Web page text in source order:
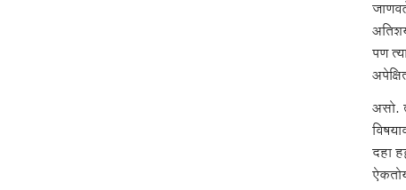
पण
असो.
दहा